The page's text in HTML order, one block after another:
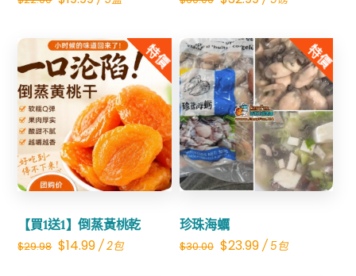
was:
$22.00.
is:
$19.99.
was:
$60.00.
is:
$32.99.
特價
【買1送1】倒蒸黃桃乾
$29.98 Original
$14.99Current
/ 2包
Share
特價
珍珠海蠣
$30.00 Original
$23.99Current
/ 5包
Share